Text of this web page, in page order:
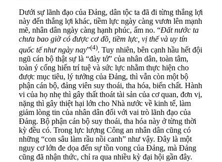
Dưới sự lãnh đạo của Đảng, dân tộc ta đã đi từng thắng lợi
này đến thắng lợi khác, tiềm lực ngày càng vươn lên mạnh
mẽ, nhân dân ngày càng hạnh phúc, ấm no. “Đất nước ta
chưa bao giờ có được cơ đồ, tiềm lực, vị thế và uy tín
quốc tế như ngày nay”(4). Tuy nhiên, bên cạnh hầu hết đội
ngũ cán bộ thật sự là “đày tớ” của nhân dân, toàn tâm,
toàn ý cống hiến trí tuệ và sức lực nhằm thực hiện cho
được mục tiêu, lý tưởng của Đảng, thì vẫn còn một bộ
phận cán bộ, đảng viên suy thoái, tha hóa, biến chất. Hành
vi của họ nhẹ thì gây thất thoát tài sản của cơ quan, đơn vị,
nặng thì gây thiệt hại lớn cho Nhà nước về kinh tế, làm
giảm lòng tin của nhân dân đối với vai trò lãnh đạo của
Đảng. Bộ phận cán bộ suy thoái, tha hóa này ở từng thời
kỳ đều có. Trong lực lượng Công an nhân dân cũng có
những “con sâu làm rầu nồi canh” như vậy. Đây là một
nguy cơ lớn đe dọa đến sự tồn vong của Đảng, mà Đảng
cũng đã nhận thức, chỉ ra qua nhiều kỳ đại hội gần đây.